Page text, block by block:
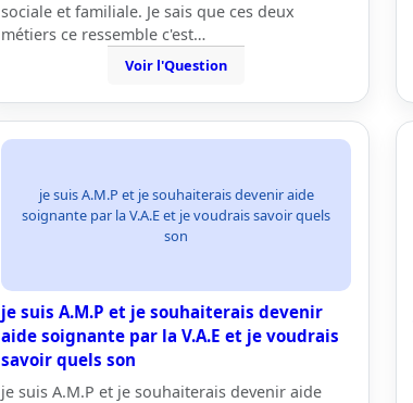
sociale et familiale. Je sais que ces deux
métiers ce ressemble c'est…
Voir l'Question
je suis A.M.P et je souhaiterais devenir aide
soignante par la V.A.E et je voudrais savoir quels
son
je suis A.M.P et je souhaiterais devenir
aide soignante par la V.A.E et je voudrais
savoir quels son
je suis A.M.P et je souhaiterais devenir aide